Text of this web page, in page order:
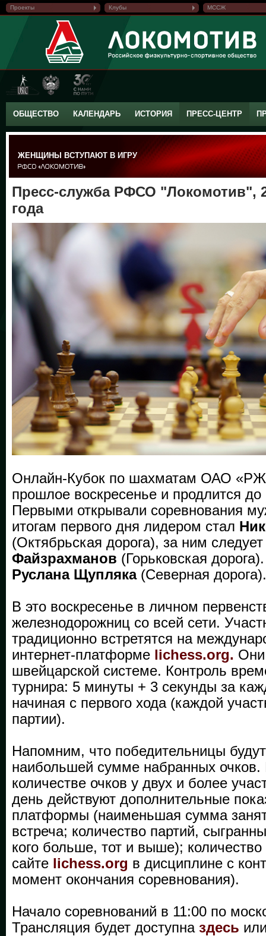
Проекты Клубы МССЖ
ОБЩЕСТВО КАЛЕНДАРЬ ИСТОРИЯ ПРЕСС-ЦЕНТР
ЖЕНЩИНЫ ВСТУПАЮТ В ИГРУ
Пресс-служба РФСО "Локомотив",
года
Онлайн-Кубок по шахматам ОАО
прошлое воскресенье и продлится
Первыми открывали соревнования
итогам первого дня лидером стал
(Октябрьская дорога), за ним
Файзрахманов (Горьковская
Руслана Щупляка(Северная дорога).
В это воскресенье в личном
железнодорожниц со всей сети.
традиционно встретятся на
интернет-платформе lichess.org. Они
швейцарской системе. Контроль
турнира: 5 минуты + 3 секунды за
начиная с первого хода (каждой
партии).
Напомним, что победительницы
наибольшей сумме набранных
количестве очков у двух и более
день действуют дополнительные
платформы (наименьшая сумма
встреча; количество партий,
кого больше, тот и выше); количество
сайте lichess.org в дисциплине с
момент окончания соревнования).
Начало соревнований в 11:00 по
Трансляция будет доступна здесь